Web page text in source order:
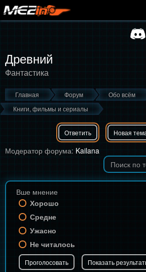
Древний
Фантастика
Главная Форум
Обо всём
Книги, фильмы и сериалы
Ответить Новая
Модератор форума: Kailana
Вше мнение
Хорошо
Средне
Ужасно
Не читалось